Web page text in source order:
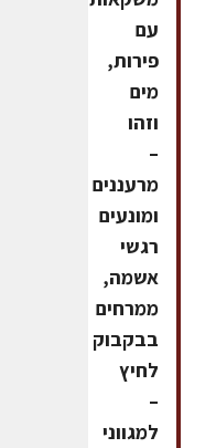
עם
פירות,
מים
וזהו
–
מרעננים
ומונעים
רגשי
אשמה,
ממרחים
בבקבוק
לחיץ
–
למגווני